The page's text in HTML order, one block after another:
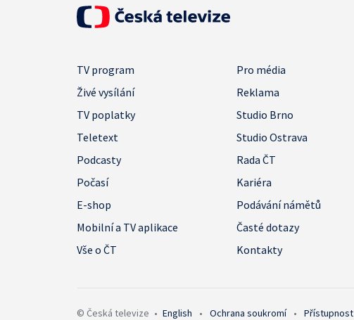
TV program
Pro média
Živé vysílání
Reklama
TV poplatky
Studio Brno
Teletext
Studio Ostrava
Podcasty
Rada ČT
Počasí
Kariéra
E-shop
Podávání námětů
Mobilní a TV aplikace
Časté dotazy
Vše o ČT
Kontakty
© Česká televize • English • Ochrana soukromí • Přístupnost